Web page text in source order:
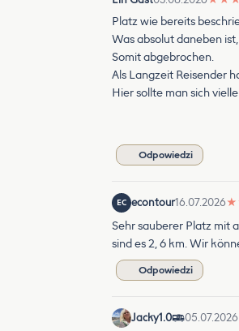
Platz wie bereits
Was absolut daneben
Somit abgebrochen.
Als Langzeit Reisender
Hier sollte man sich
Odpowiedzi
EC econtour16.07.2026★
Sehr sauberer Platz mit
sind es 2, 6 km. Wir
Odpowiedzi
Jacky1.0 05.07.2026